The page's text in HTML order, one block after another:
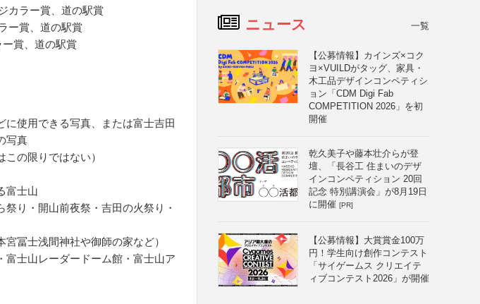
ラー賞、道の駅賞
ー賞、道の駅賞
賞、道の駅賞
使用できる写真、または富士吉田
写真
の限りではない）
富士山
祭り・開山前夜祭・吉田の火祭り・
冨士浅間神社や御師の家など）
富士山レーダードーム館・富士山ア
ニュース 一覧
【公募情報】カインズ×コク
ヨ×VUILDがタッグ、家具・
木工品デザインコンペティシ
ョン「CDM Digi Fab
COMPETITION 2026」を初
開催
乾久美子や藤本壮介らが登
壇、「長谷工 住まいのデザ
インコンペティション 20回
記念 特別講演会」が8月19日
に開催 [PR]
【公募情報】大賞賞金100万
円！学生向け創作コンテスト
「サイゲームス クリエイテ
ィブコンテスト2026」が開催